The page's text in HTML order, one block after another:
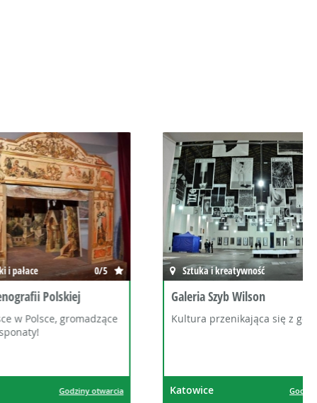
0/5 Sztuka i kreatywność 0/5
Galeria Szyb Wilson
Kultura przenikająca się z gospodarką
Katowice